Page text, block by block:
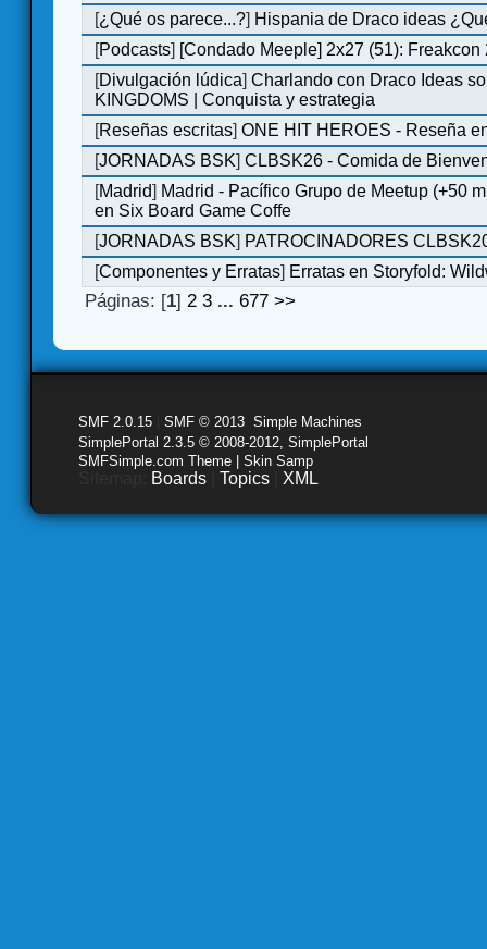
[¿Qué os parece...?] Hispania de Draco ideas
[Podcasts] [Condado Meeple] 2x27 (51): Freakcon
[Divulgación lúdica]Charlando con Draco Ideas
KINGDOMS | Conquista y estrategia
[Reseñas escritas]ONE HIT HEROES - Reseña
[JORNADAS BSK]CLBSK26 - Comida de
[Madrid] Madrid - Pacífico Grupo de Meetup (+50
en Six Board Game Coffe
[JORNADAS BSK] PATROCINADORES
[Componentes y Erratas] Erratas en Storyfold:
Páginas: [1]2 3 ...677 >>
SMF 2.0.15 SMF © 2013 Simple Machines
SimplePortal 2.3.5 © 2008-2012, SimplePortal
SMFSimple.com Theme | Skin Samp
Boards Topics XML